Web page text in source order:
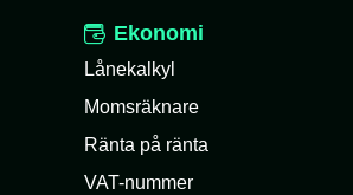
Ekonomi
Lånekalkyl
Momsräknare
Ränta på ränta
VAT-nummer